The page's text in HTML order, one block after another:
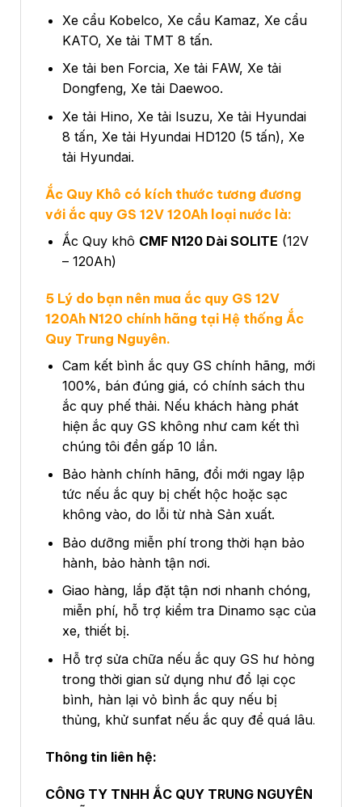
Xe cẩu Kobelco, Xe cẩu Kamaz, Xe cẩu
KATO, Xe tải TMT 8 tấn.
Xe tải ben Forcia, Xe tải FAW, Xe tải
Dongfeng, Xe tải Daewoo.
Xe tải Hino, Xe tải Isuzu, Xe tải Hyundai
8 tấn, Xe tải Hyundai HD120 (5 tấn), Xe
tải Hyundai.
Ắc Quy Khô có kích thước tương đương
với ắc quy GS 12V 120Ah loại nước là:
Ắc Quy khô CMF N120 Dài SOLITE (12V
– 120Ah)
5 Lý do bạn nên mua ắc quy GS 12V
120Ah N120 chính hãng tại Hệ thống Ắc
Quy Trung Nguyên.
Cam kết bình ắc quy GS chính hãng, mới
100%, bán đúng giá, có chính sách thu
ắc quy phế thải. Nếu khách hàng phát
hiện ắc quy GS không như cam kết thì
chúng tôi đền gấp 10 lần.
Bảo hành chính hãng, đổi mới ngay lập
tức nếu ắc quy bị chết hộc hoặc sạc
không vào, do lỗi từ nhà Sản xuất.
Bảo dưỡng miễn phí trong thời hạn bảo
hành, bảo hành tận nơi.
Giao hàng, lắp đặt tận nơi nhanh chóng,
miễn phí, hỗ trợ kiểm tra Dinamo sạc của
xe, thiết bị.
Hỗ trợ sửa chữa nếu ắc quy GS hư hỏng
trong thời gian sử dụng như đổ lại cọc
bình, hàn lại vỏ bình ắc quy nếu bị
thủng, khử sunfat nếu ắc quy để quá lâu.
Thông tin liên hệ:
CÔNG TY TNHH ẮC QUY TRUNG NGUYÊN